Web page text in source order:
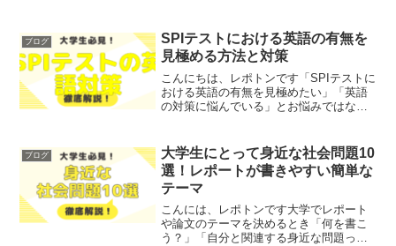
と対策を徹底解説します！レポトンこの
記事は次のような人...
ブログ
SPIテストにおける英語の有無を
見極める方法と対策
こんにちは、レポトンです「SPIテストに
おける英語の有無を見極めたい」「英語
の対策に悩んでいる」とお悩みではない
を、わかりやすく解説します！レポトン
この記事は次のよ...
ブログ
大学生にとって身近な社会問題10
選！レポートが書きやすい簡単な
テーマ
こんには、レポトンです大学でレポート
や論文のテーマを決めるとき「何を書こ
う？」「自分と関連する身近な問題って